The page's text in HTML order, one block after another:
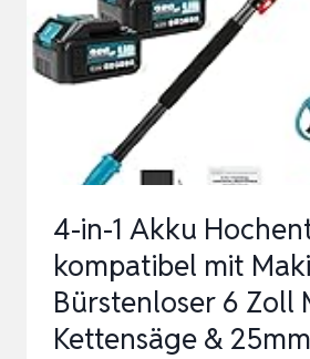
4-in-1 Akku
kompatibel mit
Bürstenloser 6 Zoll
Kettensäge &